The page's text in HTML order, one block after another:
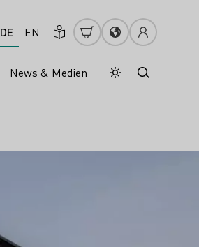
DE EN
News & Medien Tagesmodus
Nachtmodus